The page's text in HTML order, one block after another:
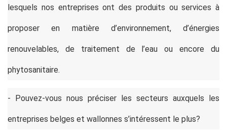
lesquels nos entreprises ont des produits ou services à
proposer en matière d’environnement, d’énergies
renouvelables, de traitement de l’eau ou encore du
phytosanitaire.
- Pouvez-vous nous préciser les secteurs auxquels les
entreprises belges et wallonnes s’intéressent le plus?